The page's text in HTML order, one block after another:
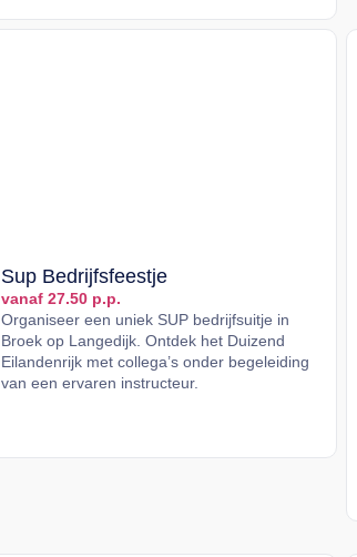
Sup Bedrijfsfeestje
vanaf 27.50 p.p.
Organiseer een uniek SUP bedrijfsuitje in
Broek op Langedijk. Ontdek het Duizend
Eilandenrijk met collega’s onder begeleiding
van een ervaren instructeur.